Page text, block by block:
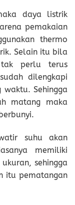
daya listrik
pemakaian
thermo
Selain itu bila
tak perlu terus
dilengkapi
Sehingga
matang maka
suhu akan
memiliki
sehingga
itu pematangan